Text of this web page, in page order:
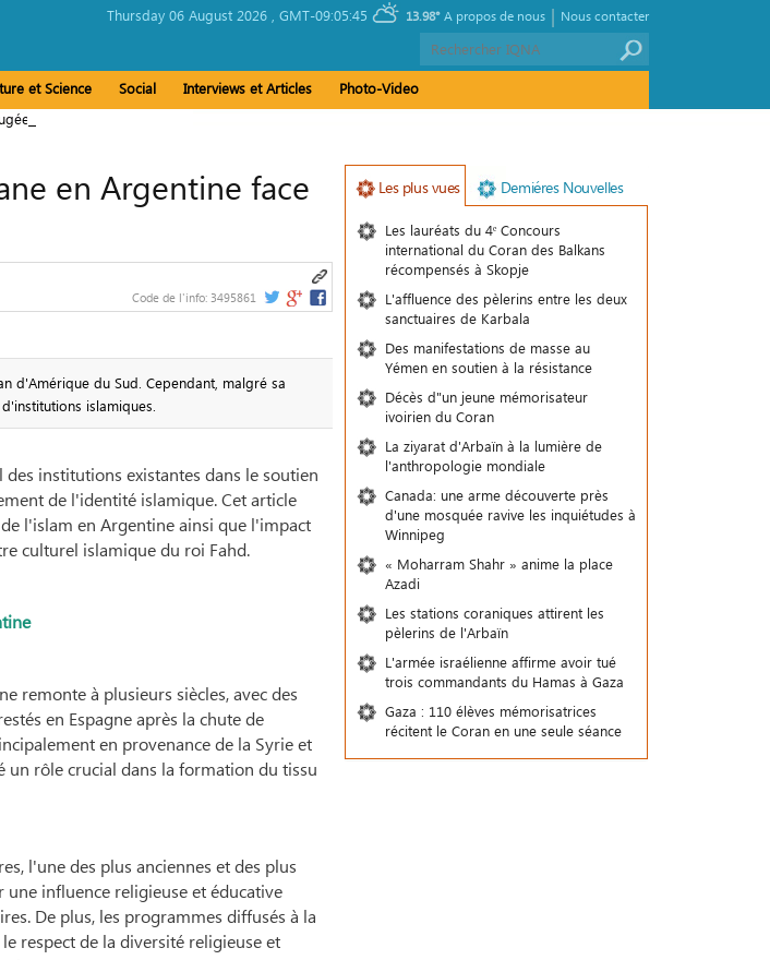
Thursday 06 August 2026 , GMT-09:05:45 13.98° Nous contacter
|
A propos de nous
et Science Social Interviews et Articles
Photo-Video
offensante envers la
en Argentine face
Code de l'info: 3495861
d'Amérique du Sud. Cependant, malgré sa
islamiques.
institutions existantes dans le soutien
de l'identité islamique. Cet article
l'islam en Argentine ainsi que l'impact
culturel islamique du roi Fahd.
remonte à plusieurs siècles, avec des
en Espagne après la chute de
en provenance de la Syrie et
un rôle crucial dans la formation du tissu
l'une des plus anciennes et des plus
influence religieuse et éducative
De plus, les programmes diffusés à la
respect de la diversité religieuse et
Les plus vues Demiéres Nouvelles
Les lauréats du 4ᵉ Concours
international du Coran des Balkans
récompensés à Skopje
L'affluence des pèlerins entre les deux
sanctuaires de Karbala
Des manifestations de masse au
Yémen en soutien à la résistance
Décès d"un jeune mémorisateur
ivoirien du Coran
La ziyarat d'Arbaïn à la lumière de
l'anthropologie mondiale
Canada: une arme découverte près
d'une mosquée ravive les inquiétudes à
Winnipeg
« Moharram Shahr » anime la place
Azadi
Les stations coraniques attirent les
pèlerins de l'Arbaïn
L'armée israélienne affirme avoir tué
trois commandants du Hamas à Gaza
Gaza : 110 élèves mémorisatrices
récitent le Coran en une seule séance